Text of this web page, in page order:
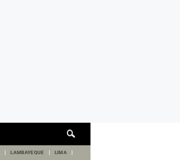
de
LAMBAYEQUE LIMA